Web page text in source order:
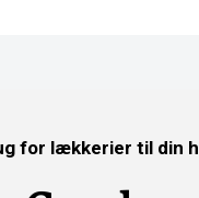
for lækkerier til din